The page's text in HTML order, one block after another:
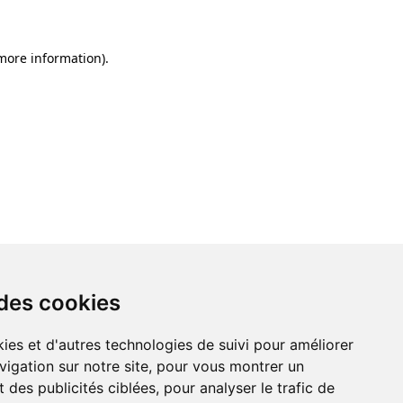
cookies
et d'autres technologies de suivi pour améliorer
sur notre site, pour vous montrer un
des publicités ciblées, pour analyser le trafic de
information).